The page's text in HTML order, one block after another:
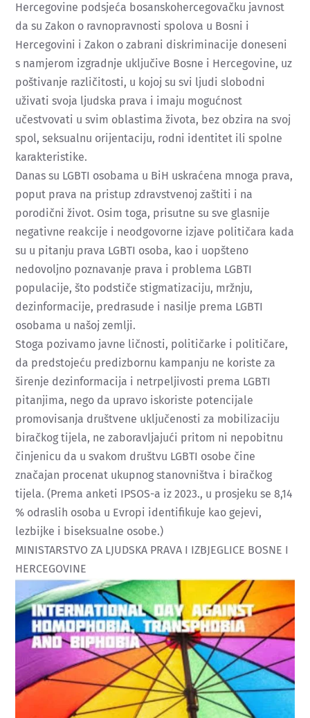
Hercegovine podsjeća bosanskohercegovačku javnost
da su Zakon o ravnopravnosti spolova u Bosni i
Hercegovini i Zakon o zabrani diskriminacije doneseni
s namjerom izgradnje uključive Bosne i Hercegovine, uz
poštivanje različitosti, u kojoj su svi ljudi slobodni
uživati svoja ljudska prava i imaju mogućnost
učestvovati u svim oblastima života, bez obzira na svoj
spol, seksualnu orijentaciju, rodni identitet ili spolne
karakteristike.
Danas su LGBTI osobama u BiH uskraćena mnoga prava,
poput prava na pristup zdravstvenoj zaštiti i na
porodični život. Osim toga, prisutne su sve glasnije
negativne reakcije i neodgovorne izjave političara kada
su u pitanju prava LGBTI osoba, kao i uopšteno
nedovoljno poznavanje prava i problema LGBTI
populacije, što podstiče stigmatizaciju, mržnju,
dezinformacije, predrasude i nasilje prema LGBTI
osobama u našoj zemlji.
Stoga pozivamo javne ličnosti, političarke i političare,
da predstojeću predizbornu kampanju ne koriste za
širenje dezinformacija i netrpeljivosti prema LGBTI
pitanjima, nego da upravo iskoriste potencijale
promovisanja društvene uključenosti za mobilizaciju
biračkog tijela, ne zaboravljajući pritom ni nepobitnu
činjenicu da u svakom društvu LGBTI osobe čine
značajan procenat ukupnog stanovništva i biračkog
tijela. (Prema anketi IPSOS-a iz 2023., u prosjeku se 8,14
% odraslih osoba u Evropi identifikuje kao gejevi,
lezbijke i biseksualne osobe.)
MINISTARSTVO ZA LJUDSKA PRAVA I IZBJEGLICE BOSNE I
HERCEGOVINE